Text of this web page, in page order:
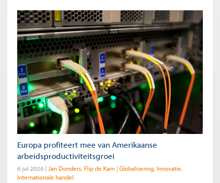
Europa profiteert mee van Amerikaanse
arbeidsproductiviteitsgroei
6 jul 2026 Jan Donders Flip de Kam Globalisering Innovatie
Internationale handel